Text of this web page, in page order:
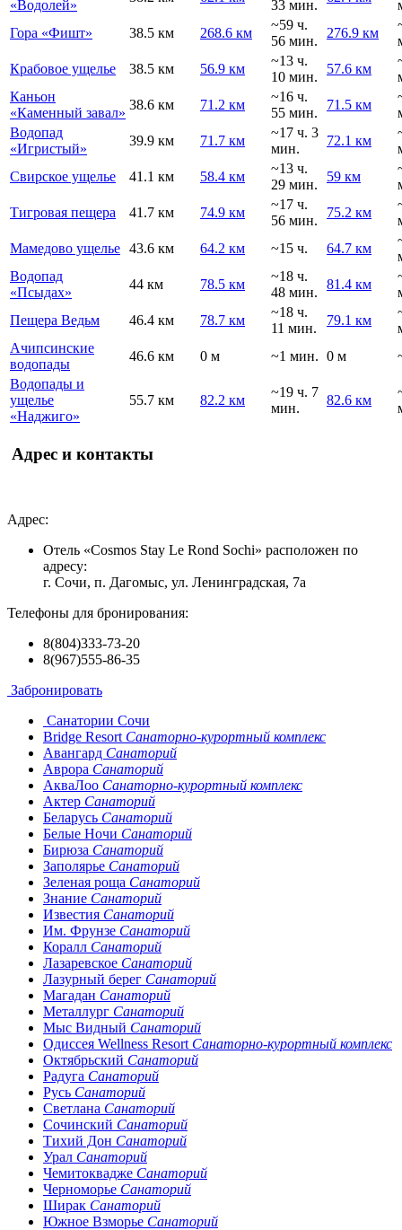
«Водолей» 33 мин.
Гора «Фишт»
38.5 км 268.6 км
~59 ч.
56 мин.
276.9 км
Крабовое ущелье
38.5 км 56.9 км
~13 ч.
10 мин.
57.6 км
Каньон
«Каменный завал»
38.6 км 71.2 км
~16 ч.
55 мин.
71.5 км
Водопад
«Игристый»
39.9 км 71.7 км
~17 ч. 3
мин.
72.1 км
Свирское ущелье
41.1 км 58.4 км
~13 ч.
29 мин.
59 км
Тигровая пещера
41.7 км 74.9 км
~17 ч.
56 мин.
75.2 км
Мамедово ущелье 43.6 км 64.2 км ~15 ч. 64.7 км
Водопад
«Псыдах»
44 км 78.5 км
~18 ч.
48 мин.
81.4 км
Пещера Ведьм
46.4 км 78.7 км
~18 ч.
11 мин.
79.1 км
Ачипсинские
водопады
46.6 км 0 м ~1 мин. 0 м
Водопады и
ущелье
«Наджиго»
55.7 км 82.2 км
~19 ч. 7
мин.
82.6 км
Адрес и контакты
Адрес:
Отель «Cosmos Stay Le Rond Sochi» расположен по
адресу:
г. Сочи, п. Дагомыс, ул. Ленинградская, 7а
Телефоны для бронирования:
8(804)333-73-20
8(967)555-86-35
Забронировать
Санатории Сочи
Bridge Resort Санаторно-курортный комплекс
Авангард Санаторий
Аврора Санаторий
АкваЛоо Санаторно-курортный комплекс
Актер Санаторий
Беларусь Санаторий
Белые Ночи Санаторий
Бирюза Санаторий
Заполярье Санаторий
Зеленая роща Санаторий
Знание Санаторий
Известия Санаторий
Им. Фрунзе Санаторий
Коралл Санаторий
Лазаревское Санаторий
Лазурный берег Санаторий
Магадан Санаторий
Металлург Санаторий
Мыс Видный Санаторий
Одиссея Wellness Resort Санаторно-курортный комплекс
Октябрьский Санаторий
Радуга Санаторий
Русь Санаторий
Светлана Санаторий
Сочинский Санаторий
Тихий Дон Санаторий
Урал Санаторий
Чемитоквадже Санаторий
Черноморье Санаторий
Ширак Санаторий
Южное Взморье Санаторий